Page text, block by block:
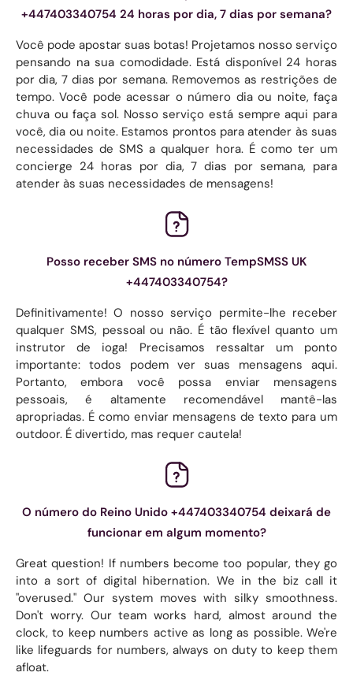
+447403340754 24 horas por dia, 7 dias por semana?
Você pode apostar suas botas! Projetamos nosso serviço
pensando na sua comodidade. Está disponível 24 horas
por dia, 7 dias por semana. Removemos as restrições de
tempo. Você pode acessar o número dia ou noite, faça
chuva ou faça sol. Nosso serviço está sempre aqui para
você, dia ou noite. Estamos prontos para atender às suas
necessidades de SMS a qualquer hora. É como ter um
concierge 24 horas por dia, 7 dias por semana, para
atender às suas necessidades de mensagens!
Posso receber SMS no número TempSMSS UK
+447403340754?
Definitivamente! O nosso serviço permite-lhe receber
qualquer SMS, pessoal ou não. É tão flexível quanto um
instrutor de ioga! Precisamos ressaltar um ponto
importante: todos podem ver suas mensagens aqui.
Portanto, embora você possa enviar mensagens
pessoais, é altamente recomendável mantê-las
apropriadas. É como enviar mensagens de texto para um
outdoor. É divertido, mas requer cautela!
O número do Reino Unido +447403340754 deixará de
funcionar em algum momento?
Great question! If numbers become too popular, they go
into a sort of digital hibernation. We in the biz call it
"overused." Our system moves with silky smoothness.
Don't worry. Our team works hard, almost around the
clock, to keep numbers active as long as possible. We're
like lifeguards for numbers, always on duty to keep them
afloat.